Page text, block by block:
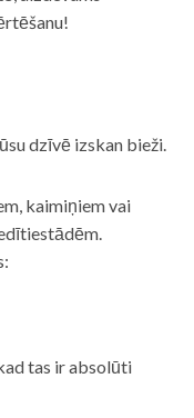
dzīvē izskan bieži.
kaimiņiem vai
tas ir absolūti